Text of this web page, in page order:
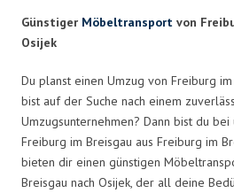
Günstiger Möbeltransport von
Osijek
Du planst einen Umzug von Freiburg
bist auf der Suche nach einem
Umzugsunternehmen? Dann bist du
Freiburg im Breisgau aus Freiburg im
bieten dir einen günstigen
Breisgau nach Osijek, der all deine